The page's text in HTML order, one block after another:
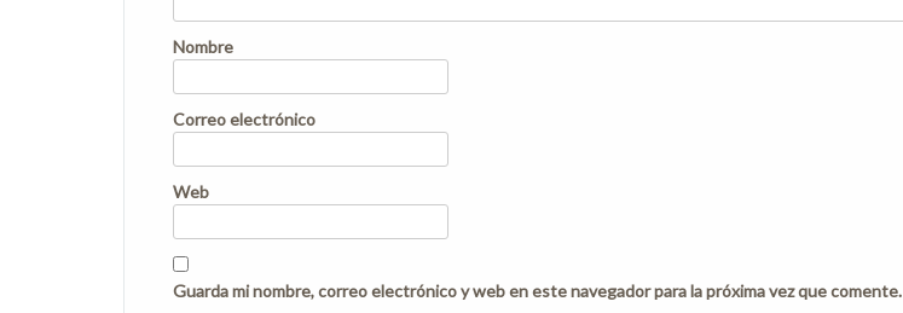
Nombre
Correo electrónico
Web
Guarda mi nombre, correo electrónico y web en este navegador para la próxima vez que comente.